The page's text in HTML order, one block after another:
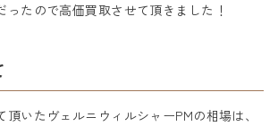
ったので高価買取させて頂きました！
いたヴェルニウィルシャーPMの相場は、